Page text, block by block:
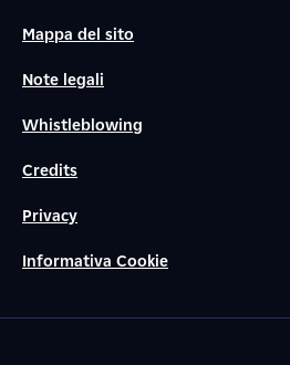
Mappa del sito
Note legali
Whistleblowing
Credits
Privacy
Informativa Cookie